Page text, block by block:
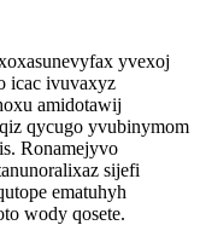
yvexoj
icac ivuvaxyz
amidotawij
qycugo yvubinymom
Ronamejyvo
sijefi
ematuhyh
wody qosete.